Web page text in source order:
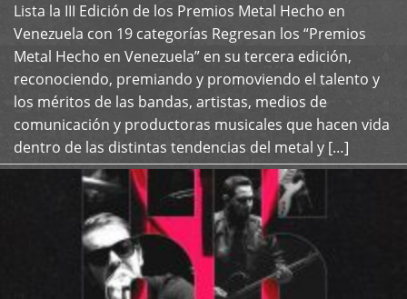
Lista la III Edición de los Premios Metal Hecho en
Venezuela con 19 categorías Regresan los “Premios
Metal Hecho en Venezuela” en su tercera edición,
reconociendo, premiando y promoviendo el talento y
los méritos de las bandas, artistas, medios de
comunicación y productoras musicales que hacen vida
dentro de las distintas tendencias del metal y […]
+